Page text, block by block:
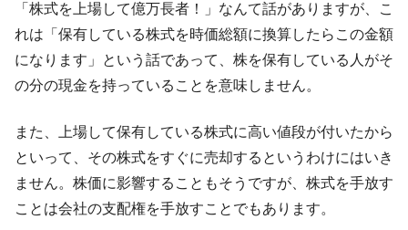
Fact1
夏の甲子園、優勝校を最も多く輩出している都道
府県とは？
Fact1 今話題の「楽天ライオンズ」とは？
Fact1
全て勝つといくら？ 競馬GI競走で勝利騎手がもら
える賞金とは？
Fact1 平成仮面ライダーの意外すぎるモチーフとは？
Fact1
発表から2日で大崩壊、鳴かず飛ばずに終わりそう
「株式を上場して億万長者！」なんて話がありますが、こ
れは「保有している株式を時価総額に換算したらこの金額
になります」という話であって、株を保有している人がそ
の分の現金を持っていることを意味しません。
また、上場して保有している株式に高い値段が付いたから
といって、その株式をすぐに売却するというわけにはいき
ません。株価に影響することもそうですが、株式を手放す
ことは会社の支配権を手放すことでもあります。